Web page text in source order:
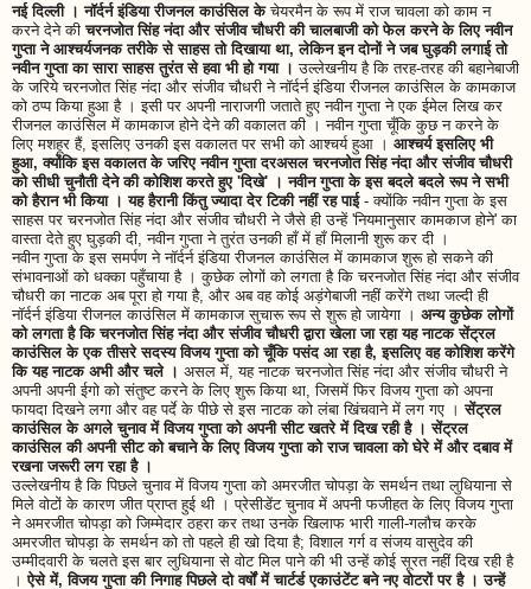
नई दिल्ली । नॉर्दर्न इंडिया रीजनल काउंसिल केचेयरमैन के रूप में राज चावला को काम न
करने देने कीचरनजोत सिंह नंदा और संजीव चौधरी की चालबाजी को फेल करने के लिए नवीन
गुप्ता ने आश्चर्यजनक तरीके से साहस तो दिखाया था, लेकिन इन दोनों ने जब घुड़की लगाई तो
नवीन गुप्ता का सारा साहस तुरंत से हवा भी हो गया । उल्लेखनीय है कि तरह-तरह की बहानेबाजी
के जरिये चरनजोत सिंह नंदा और संजीव चौधरी ने नॉर्दर्न इंडिया रीजनल काउंसिल के कामकाज
को ठप्प किया हुआ है । इसी पर अपनी नाराजगी जताते हुए नवीन गुप्ता ने एक ईमेल लिख कर
रीजनल काउंसिल में कामकाज होने देने की वकालत की । नवीन गुप्ता चूँकि कुछ न करने के
लिए मशहूर हैं, इसलिए उनकी इस वकालत पर सभी को आश्चर्य हुआ । आश्चर्य इसलिए भी
हुआ, क्योंकि इस वकालत के जरिए नवीन गुप्ता दरअसल चरनजोत सिंह नंदा और संजीव चौधरी
को सीधी चुनौती देने की कोशिश करते हुए 'दिखे' । नवीन गुप्ता के इस बदले बदले रूप ने सभी
को हैरान भी किया । यह हैरानी किंतु ज्यादा देर टिकी नहीं रह पाई- क्योंकि नवीन गुप्ता के इस
साहस पर चरनजोत सिंह नंदा और संजीव चौधरी ने जैसे ही उन्हें 'नियमानुसार कामकाज होने' का
वास्ता देते हुए घुड़की दी, नवीन गुप्ता ने तुरंत उनकी हाँ में हाँ मिलानी शुरू कर दी ।
नवीन गुप्ता के इस समर्पण ने नॉर्दर्न इंडिया रीजनल काउंसिल में कामकाज शुरू हो सकने की
संभावनाओं को धक्का पहुँचाया है । कुछेक लोगों को लगता है कि चरनजोत सिंह नंदा और संजीव
चौधरी का नाटक अब पूरा हो गया है, और अब वह कोई अड़ंगेबाजी नहीं करेंगे तथा जल्दी ही
नॉर्दर्न इंडिया रीजनल काउंसिल में कामकाज सुचारू रूप से शुरू हो जायेगा । अन्य कुछेक लोगों
को लगता है कि चरनजोत सिंह नंदा और संजीव चौधरी द्वारा खेला जा रहा यह नाटक सेंट्रल
काउंसिल के एक तीसरे सदस्य विजय गुप्ता को चूँकि पसंद आ रहा है, इसलिए वह कोशिश करेंगे
कि यह नाटक अभी और चले । असल में, यह नाटक चरनजोत सिंह नंदा और संजीव चौधरी ने
अपनी अपनी ईगो को संतुष्ट करने के लिए शुरू किया था, जिसमें फिर विजय गुप्ता को अपना
फायदा दिखने लगा और वह पर्दे के पीछे से इस नाटक को लंबा खिंचवाने में लग गए ।सेंट्रल
काउंसिल के अगले चुनाव में विजय गुप्ता को अपनी सीट खतरे में दिख रही है । सेंट्रल
काउंसिल की अपनी सीट को बचाने के लिए विजय गुप्ता को राज चावला को घेरे में और दबाव में
रखना जरूरी लग रहा है ।
उल्लेखनीय है कि पिछले चुनाव में विजय गुप्ता को अमरजीत चोपड़ा के समर्थन तथा लुधियाना से
मिले वोटों के कारण जीत प्राप्त हुई थी । प्रेसीडेंट चुनाव में अपनी फजीहत के लिए विजय गुप्ता
ने अमरजीत चोपड़ा को जिम्मेदार ठहरा कर तथा उनके खिलाफ भारी गाली-गलौच करके
अमरजीत चोपड़ा के समर्थन को तो पहले ही खो दिया है; विशाल गर्ग व संजय वासुदेव की
उम्मीदवारी के चलते इस बार लुधियाना से वोट मिल पाने की भी उन्हें कोई सूरत नहीं दिख रही है
।ऐसे में, विजय गुप्ता की निगाह पिछले दो वर्षों में चार्टर्ड एकाउंटेंट बने नए वोटरों पर है । उन्हें